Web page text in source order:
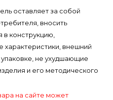
оставляет за собой
вносить
конструкцию,
характеристики, внешний
не ухудшающие
и его методического
на сайте может